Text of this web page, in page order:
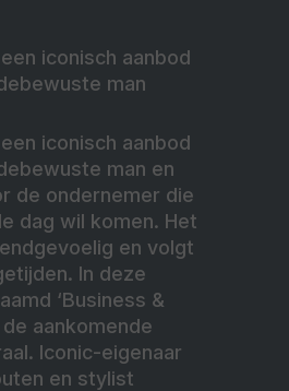
iconisch aanbod
man
iconisch aanbod
man en
de ondernemer die
dag wil komen. Het
en volgt
In deze
‘Business &
de aankomende
Iconic-eigenaar
en stylist